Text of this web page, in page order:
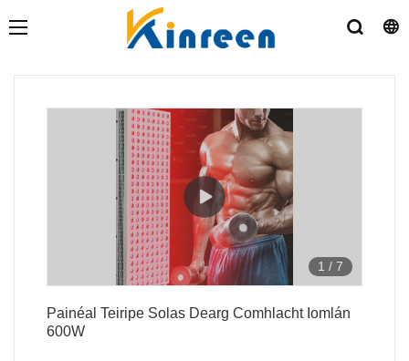
1 / 7
Painéal Teiripe Solas Dearg Comhlacht Iomlán
600W